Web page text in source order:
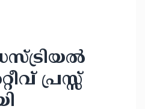
പ്രസ്സ്